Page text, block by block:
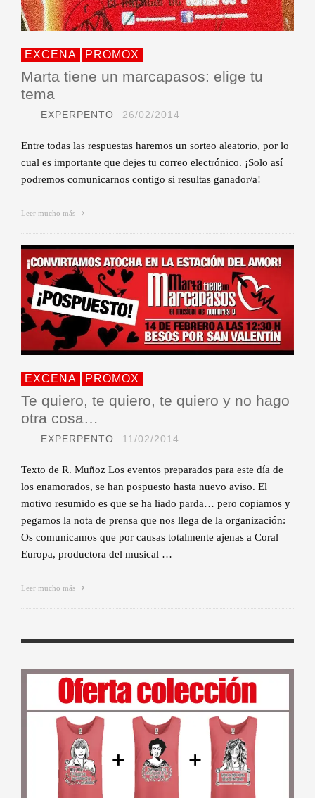
EXCENA PROMOX
Marta tiene un marcapasos: elige tu
tema
EXPERPENTO 26/02/2014
Entre todas las respuestas haremos un sorteo aleatorio, por lo
cual es importante que dejes tu correo electrónico. ¡Solo así
podremos comunicarnos contigo si resultas ganador/a!
Leer mucho más
EXCENA PROMOX
Te quiero, te quiero, te quiero y no hago
otra cosa…
EXPERPENTO 11/02/2014
Texto de R. Muñoz Los eventos preparados para este día de
los enamorados, se han pospuesto hasta nuevo aviso. El
motivo resumido es que se ha liado parda… pero copiamos y
pegamos la nota de prensa que nos llega de la organización:
Os comunicamos que por causas totalmente ajenas a Coral
Europa, productora del musical …
Leer mucho más